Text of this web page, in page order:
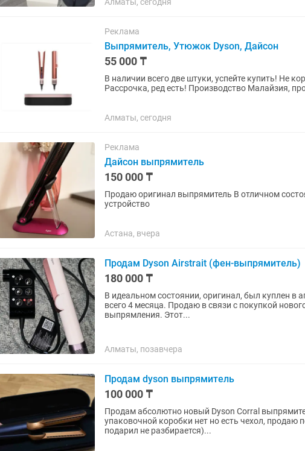
Реклама
Выпрямитель, Утюжок Dyson, Дайсон
55 000 ₸
В наличии всего две штуки, успейте купить! Не
Рассрочка, ред есть! Производство Малайзия,
Алматы, сегодня
Реклама
Дайсон выпрямитель
150 000 ₸
Продаю оригинал выпрямитель В отличном состоянии В комплекте чехол, подставка, зарядное
устройство
Астана, вчера
Продам Dyson Airstrait (фен-выпрямитель)
180 000 ₸
В идеальном состоянии, оригинал, был куплен в
всего 4 месяца. Продаю в связи с покупкой нового стайлера, в котором уже есть насадка для
выпрямления. Этот...
Алматы, позавчера
Продам dyson выпрямитель
100 000 ₸
Продам абсолютно новый Dyson Corral
упаковочной коробки нет но есть чехол,
подарил не разбирается)...